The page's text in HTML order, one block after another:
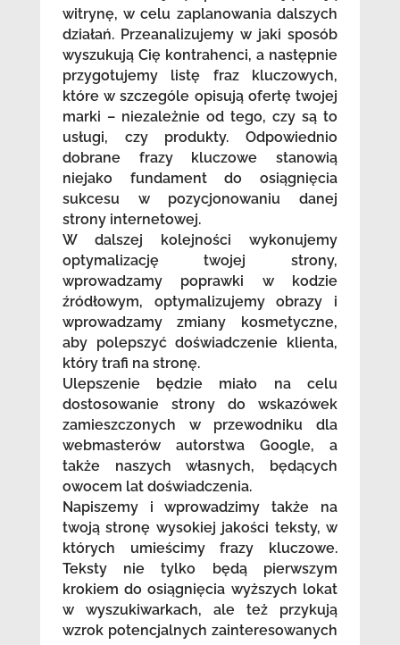
witrynę, w celu zaplanowania dalszych
działań. Przeanalizujemy w jaki sposób
wyszukują Cię kontrahenci, a następnie
przygotujemy listę fraz kluczowych,
które w szczególe opisują ofertę twojej
marki – niezależnie od tego, czy są to
usługi, czy produkty. Odpowiednio
dobrane frazy kluczowe stanowią
niejako fundament do osiągnięcia
sukcesu w pozycjonowaniu danej
strony internetowej.
W dalszej kolejności wykonujemy
optymalizację twojej strony,
wprowadzamy poprawki w kodzie
źródłowym, optymalizujemy obrazy i
wprowadzamy zmiany kosmetyczne,
aby polepszyć doświadczenie klienta,
który trafi na stronę.
Ulepszenie będzie miało na celu
dostosowanie strony do wskazówek
zamieszczonych w przewodniku dla
webmasterów autorstwa Google, a
także naszych własnych, będących
owocem lat doświadczenia.
Napiszemy i wprowadzimy także na
twoją stronę wysokiej jakości teksty, w
których umieścimy frazy kluczowe.
Teksty nie tylko będą pierwszym
krokiem do osiągnięcia wyższych lokat
w wyszukiwarkach, ale też przykują
wzrok potencjalnych zainteresowanych